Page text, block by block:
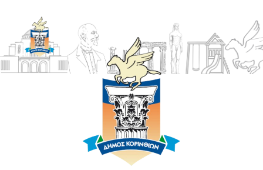
ΔΗΜΟΣ
ΚΟΡΙΝΘΙΩΝ